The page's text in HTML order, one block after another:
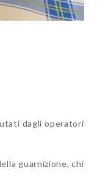
dagli operatori
guarnizione, chi